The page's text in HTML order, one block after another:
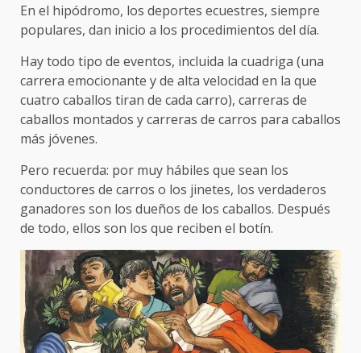
En el hipódromo, los deportes ecuestres, siempre
populares, dan inicio a los procedimientos del día.
Hay todo tipo de eventos, incluida la cuadriga (una
carrera emocionante y de alta velocidad en la que
cuatro caballos tiran de cada carro), carreras de
caballos montados y carreras de carros para caballos
más jóvenes.
Pero recuerda: por muy hábiles que sean los
conductores de carros o los jinetes, los verdaderos
ganadores son los dueños de los caballos. Después
de todo, ellos son los que reciben el botín.